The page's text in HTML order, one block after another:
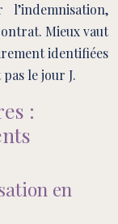
Mieux vaut
identifiées
le jour J.
:
en